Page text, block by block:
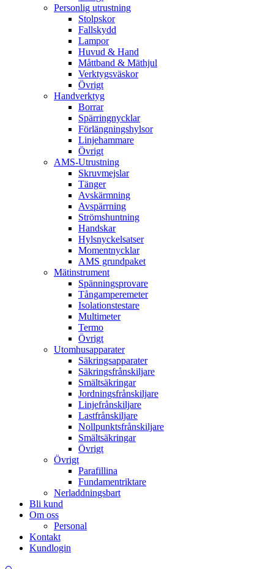
Personlig utrustning
Stolpskor
Fallskydd
Lampor
Huvud & Hand
Måttband & Mäthjul
Verktygsväskor
Övrigt
Handverktyg
Borrar
Spärringnycklar
Förlängningshylsor
Linjehammare
Övrigt
AMS-Utrustning
Skruvmejslar
Tänger
Avskärmning
Avspärrning
Strömshuntning
Handskar
Hylsnyckelsatser
Momentnycklar
AMS grundpaket
Mätinstrument
Spänningsprovare
Tångamperemeter
Isolationstestare
Multimeter
Termo
Övrigt
Utomhusapparater
Säkringsapparater
Säkringsfrånskiljare
Smältsäkringar
Jordningsfrånskiljare
Linjefrånskiljare
Lastfrånskiljare
Nollpunktsfrånskiljare
Smältsäkringar
Övrigt
Övrigt
Parafillina
Fundamentriktare
Nerladdningsbart
Bli kund
Om oss
Personal
Kontakt
Kundlogin